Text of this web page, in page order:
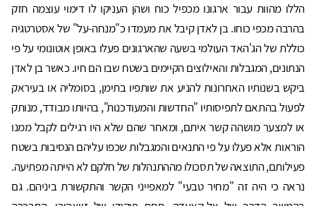
הללו מהוות עבור ארגונו מכפיל כוח ושהן העניקו לו דימוי עוצמה חזק
בהרבה מכפי כוחו. בן לאדן קיבל את מעמדו כ"מנחה-על" של אסטרטגיה
כוללת של הג'האד העולמי בשעה שהארגונים פעלו באופן אוטונומי על פי
הנתונים, המגבלות והאילוצים הקיימים בשטח שבו הם חיו. כאשר בן לאדן
ביקש בשנותיו האחרונות להניע את שותפיו בתימן, בסומליה או בעיראק
לפעול בהתאם לתפיסותיו "החדשות והמעודכנות", בהיותו מבודד, מנותק
או למצער מושהה קשר איתם, ומאחר שהם שלא היו רגילים לקבל ממנו
הוראות אלא פעלו על פי התנאים והמגבלות שכפו עליהם הנסיבות בשטח
פעילותם, התוצאה של תסכולו מההתנהלות של חלקם לא הייתה מפתיעה.
נראה כי היה זה "מחיר טבעי" למאפייני הקשר והתקשורת ביניהם. גם